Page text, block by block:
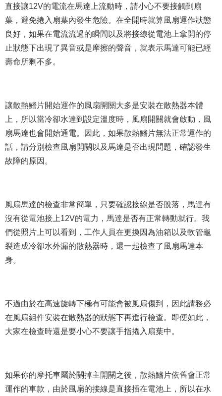
直接讓12V的電流在馬達上流動時，請小心不要接觸到扇
葉，避免捲入扇葉內發生危險。在全開時就算風扇運作狀態
良好，如果在電流流過的瞬間以及將接線從電池上拿開的停
止狀態下出現了異音或是摩擦的聲音，就表示馬達可能已經
壽命所剩不多。
讓散熱鰭片開始運作的風扇開關大多是安裝在散熱器本體
上，所以當冷卻水達到設定溫度時，風扇開關就會啟動，風
扇馬達也會開始通電。因此，如果散熱鰭片無法正常運作的
話，請分別檢查風扇開關以及馬達是否出現問題，確認發生
故障的原因。
風扇馬達的檢查非常簡單，只要確認接線是否脫落，馬達有
沒有從電池接上12V的電力，馬達是否有正常轉動就行。我
們從照片上可以看到，工作人員在更換因為油箱以及軟管龜
裂造成冷卻水外漏的散熱器時，還一起檢查了風扇馬達本
身。
不過由於在高速旋轉下極有可能會被風扇傷到，因此請務必
在風扇組件安裝在散熱器的狀態下再進行檢查。即便如此，
大家在檢查時還是要小心不要讓手指捲入扇葉中。
如果你的摩托車屬於關掉主開關之後，散熱鰭片依舊會正常
運作的車款，由於風扇的接線是直接插在電池上，所以在水